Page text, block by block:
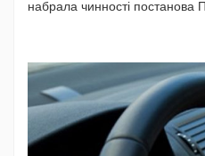
набрала чинності постанова